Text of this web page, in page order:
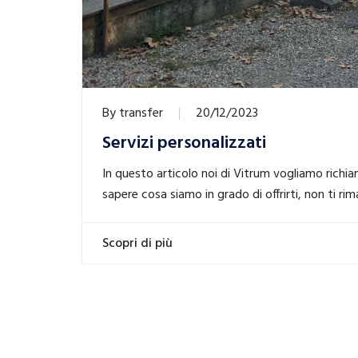
Bytransfer 20/12/2023
Servizi personalizzati
In questo articolo noi di Vitrum vogliamo
sapere cosa siamo in grado di offrirti, non ti
Scopri di più